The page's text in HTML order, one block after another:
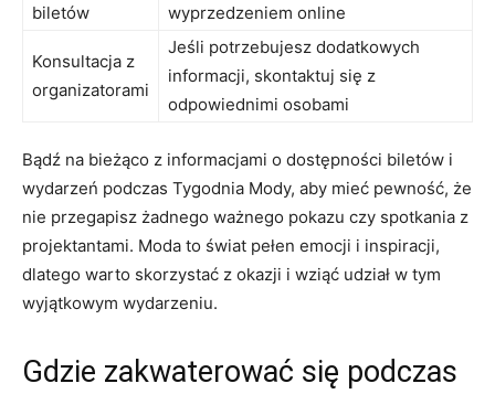
biletów
wyprzedzeniem online
Konsultacja z
organizatorami
Jeśli potrzebujesz dodatkowych
informacji, skontaktuj ⁣się z
odpowiednimi osobami
Bądź na bieżąco z informacjami o dostępności biletów i
wydarzeń podczas ⁢Tygodnia Mody, aby mieć pewność, że
nie przegapisz żadnego ważnego pokazu czy spotkania‍ z
projektantami. Moda to świat pełen emocji i inspiracji,
dlatego⁣ warto skorzystać z okazji i wziąć udział w tym
wyjątkowym wydarzeniu.
Gdzie ‌zakwaterować się podczas